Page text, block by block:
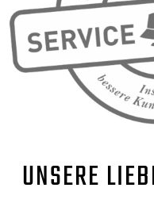
UNSERE